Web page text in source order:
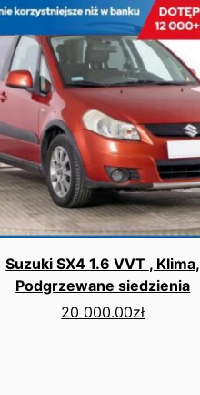
Suzuki SX4 1.6 VVT , Klima,
Podgrzewane siedzienia
20 000.00zł